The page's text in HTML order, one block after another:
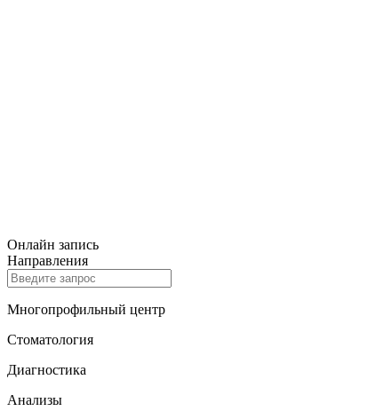
Онлайн запись
Направления
Многопрофильный центр
Стоматология
Диагностика
Анализы